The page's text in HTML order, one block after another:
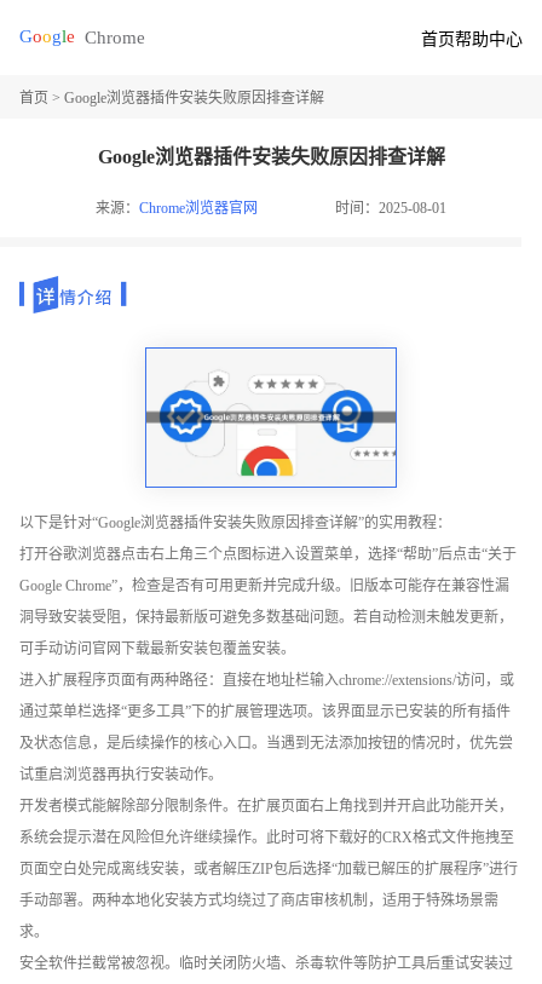
首页帮助中心
首页 > Google浏览器插件安装失败原因排查详解
Google浏览器插件安装失败原因排查详解
来源：Chrome浏览器官网 时间：2025-08-01
以下是针对“Google浏览器插件安装失败原因排查详解”的实用教程：
打开谷歌浏览器点击右上角三个点图标进入设置菜单，选择“帮助”后点击“关于
Google Chrome”，检查是否有可用更新并完成升级。旧版本可能存在兼容性漏
洞导致安装受阻，保持最新版可避免多数基础问题。若自动检测未触发更新，
可手动访问官网下载最新安装包覆盖安装。
进入扩展程序页面有两种路径：直接在地址栏输入chrome://extensions/访问，或
通过菜单栏选择“更多工具”下的扩展管理选项。该界面显示已安装的所有插件
及状态信息，是后续操作的核心入口。当遇到无法添加按钮的情况时，优先尝
试重启浏览器再执行安装动作。
开发者模式能解除部分限制条件。在扩展页面右上角找到并开启此功能开关，
系统会提示潜在风险但允许继续操作。此时可将下载好的CRX格式文件拖拽至
页面空白处完成离线安装，或者解压ZIP包后选择“加载已解压的扩展程序”进行
手动部署。两种本地化安装方式均绕过了商店审核机制，适用于特殊场景需
求。
安全软件拦截常被忽视。临时关闭防火墙、杀毒软件等防护工具后重试安装过